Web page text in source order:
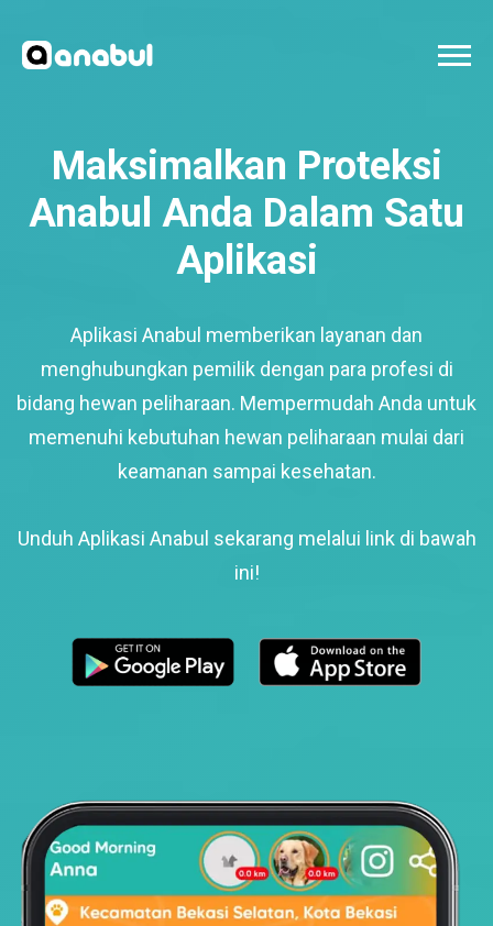
Maksimalkan Proteksi
Anabul Anda Dalam Satu
Aplikasi
Aplikasi Anabul memberikan layanan dan
menghubungkan pemilik dengan para profesi di
bidang hewan peliharaan. Mempermudah Anda untuk
memenuhi kebutuhan hewan peliharaan mulai dari
keamanan sampai kesehatan.
Unduh Aplikasi Anabul sekarang melalui link di bawah
ini!